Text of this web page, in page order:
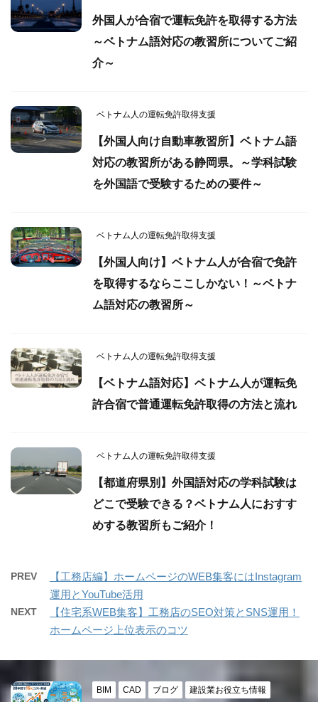
外国人が合宿で運転免許を取得する方法
～ベトナム語対応の教習所についてご紹
介～
ベトナム人の運転免許取得支援
【外国人向け自動車教習所】ベトナム語
対応の教習所がある静岡県。～学科試験
を外国語で受験するための要件～
ベトナム人の運転免許取得支援
【外国人向け】ベトナム人が合宿で免許
を取得するならここしかない！～ベトナ
ム語対応の教習所～
ベトナム人の運転免許取得支援
【ベトナム語対応】ベトナム人が運転免
許合宿で普通運転免許取得の方法と流れ
ベトナム人の運転免許取得支援
【都道府県別】外国語対応の学科試験は
どこで受験できる？ベトナム人におすす
めする教習所もご紹介！
PREV
【工務店編】ホームページのWEB集客にはInstagram
運用とYouTube活用
NEXT
【住宅系WEB集客】工務店のSEO対策とSNS運用！
ホームページ上位表示のコツ
BIM CAD ブログ 建設業お役立ち情報